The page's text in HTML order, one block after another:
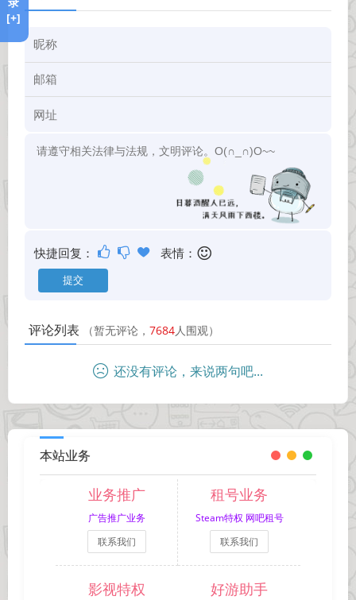
快捷回复： 表情：
评论列表 （暂无评论， 7684人围观）
还没有评论，来说两句吧...
本站业务
业务推广
广告推广业务
联系我们
租号业务
Steam特权 网吧租号
联系我们
影视特权 好游助手
[+]